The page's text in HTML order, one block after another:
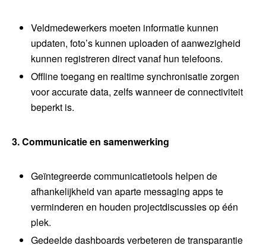
Veldmedewerkers moeten informatie kunnen
updaten, foto’s kunnen uploaden of aanwezigheid
kunnen registreren direct vanaf hun telefoons.
Offline toegang en realtime synchronisatie zorgen
voor accurate data, zelfs wanneer de connectiviteit
beperkt is.
3. Communicatie en samenwerking
Geïntegreerde communicatietools helpen de
afhankelijkheid van aparte messaging apps te
verminderen en houden projectdiscussies op één
plek.
Gedeelde dashboards verbeteren de transparantie